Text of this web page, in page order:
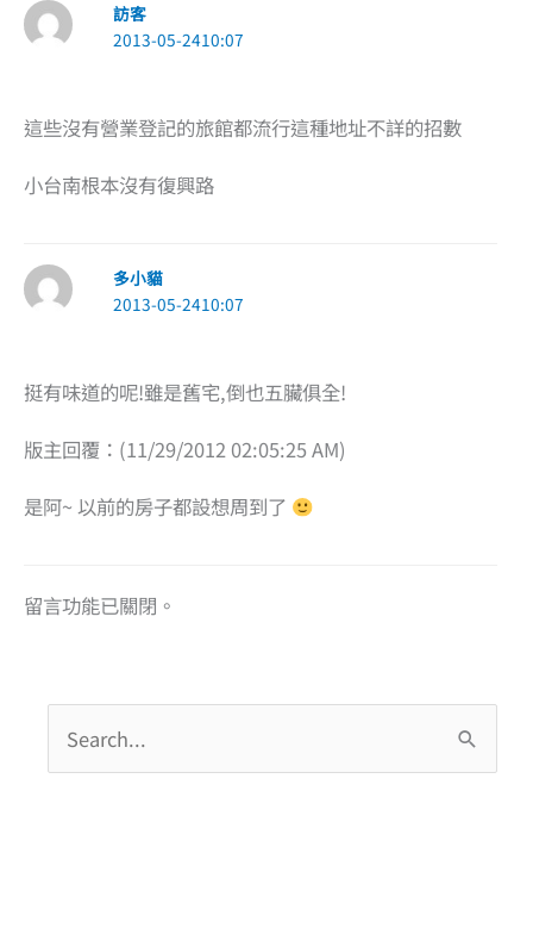
訪客
2013-05-2410:07
這些沒有營業登記的旅館都流行這種地址不詳的招數
小台南根本沒有復興路
多小貓
2013-05-2410:07
挺有味道的呢!雖是舊宅,倒也五臟俱全!
版主回覆：(11/29/2012 02:05:25 AM)
是阿~ 以前的房子都設想周到了
留言功能已關閉。